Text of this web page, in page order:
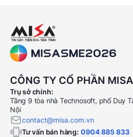
CÔNG TY CỔ PHẦN MISA
Trụ sở chính:
Tầng 9 tòa nhà Technosoft, phố Duy
Nội
contact@misa.com.vn
Tư vấn bán hàng: 0904 885 833